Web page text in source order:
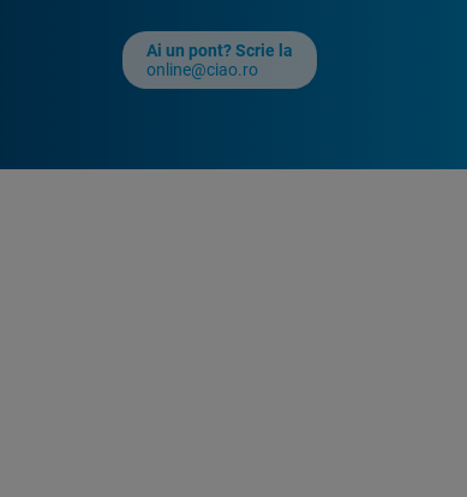
Ai un pont? Scrie la
online@ciao.ro